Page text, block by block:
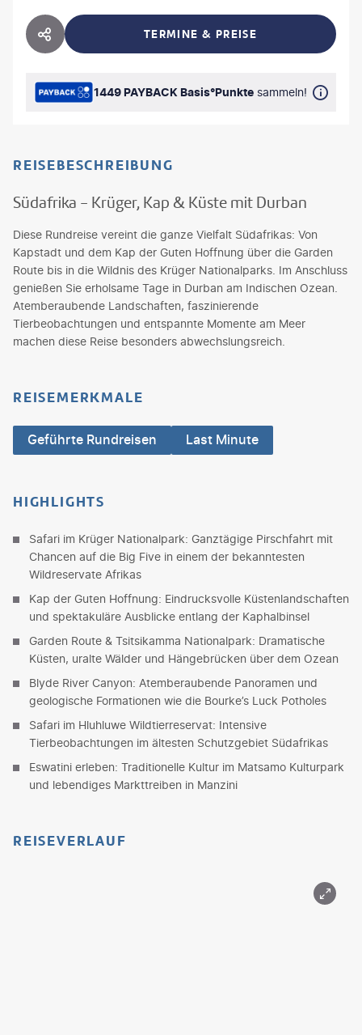
HOTEL TEILEN TERMINE & PREISE
1449 PAYBACK Basis°Punkte sammeln!
REISEBESCHREIBUNG
Südafrika - Krüger, Kap & Küste mit Durban
Diese Rundreise vereint die ganze Vielfalt Südafrikas: Von
Kapstadt und dem Kap der Guten Hoffnung über die Garden
Route bis in die Wildnis des Krüger Nationalparks. Im Anschluss
genießen Sie erholsame Tage in Durban am Indischen Ozean.
Atemberaubende Landschaften, faszinierende
Tierbeobachtungen und entspannte Momente am Meer
machen diese Reise besonders abwechslungsreich.
REISEMERKMALE
Geführte Rundreisen Last Minute
HIGHLIGHTS
Safari im Krüger Nationalpark: Ganztägige Pirschfahrt mit
Chancen auf die Big Five in einem der bekanntesten
Wildreservate Afrikas
Kap der Guten Hoffnung: Eindrucksvolle Küstenlandschaften
und spektakuläre Ausblicke entlang der Kaphalbinsel
Garden Route & Tsitsikamma Nationalpark: Dramatische
Küsten, uralte Wälder und Hängebrücken über dem Ozean
Blyde River Canyon: Atemberaubende Panoramen und
geologische Formationen wie die Bourke’s Luck Potholes
Safari im Hluhluwe Wildtierreservat: Intensive
Tierbeobachtungen im ältesten Schutzgebiet Südafrikas
Eswatini erleben: Traditionelle Kultur im Matsamo Kulturpark
und lebendiges Markttreiben in Manzini
REISEVERLAUF